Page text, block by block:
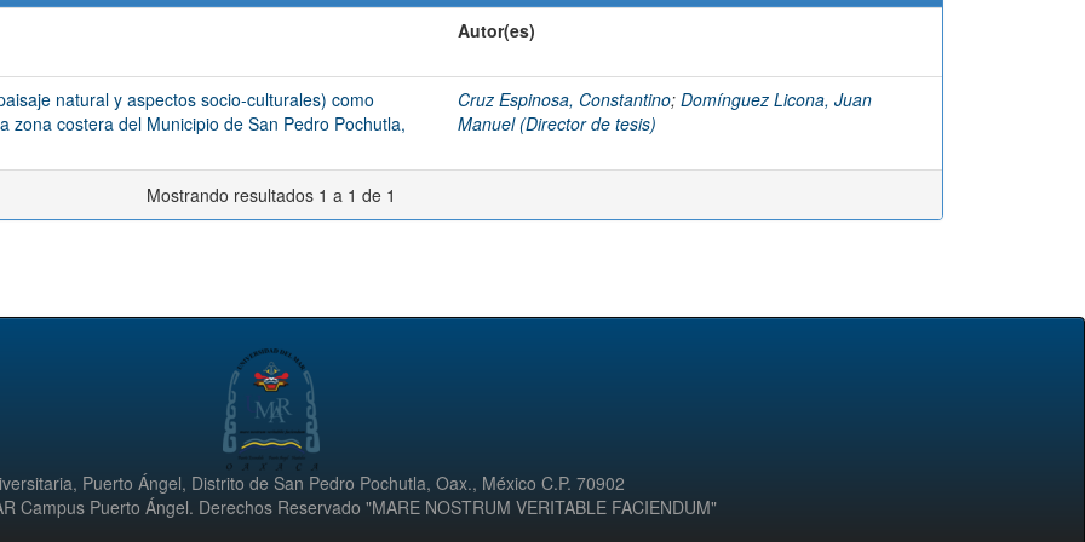
Autor(es)
natural y aspectos socio-culturales) como
zona costera del Municipio de San Pedro Pochutla,
Cruz Espinosa, Constantino; Domínguez Licona, Juan
Manuel (Director de tesis)
Mostrando resultados 1 a 1 de 1
Puerto Ángel, Distrito de San Pedro Pochutla, Oax., México C.P. 70902
Campus Puerto Ángel. Derechos Reservado "MARE NOSTRUM VERITABLE FACIENDUM"